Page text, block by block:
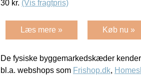
30 kr. (Vis fragtpris)
Læs mere » Køb nu »
De fysiske byggemarkedskæder
bl.a. webshops som Frishop.dk,